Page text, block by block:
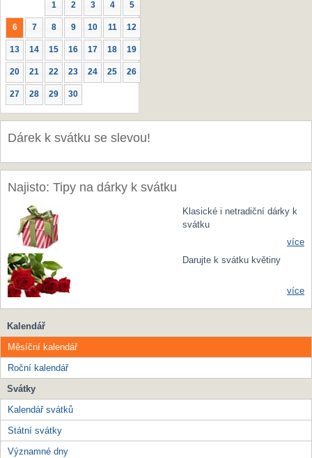
1 2 3 4 5
6 7 8 9 10 11 12
13 14 15 16 17 18 19
20 21 22 23 24 25 26
27 28 29 30
Dárek k svátku se slevou!
Najisto: Tipy na dárky k svátku
Klasické i netradiční dárky k
svátku
více
Darujte k svátku květiny
více
Kalendář
Měsíční kalendář
Roční kalendář
Svátky
Kalendář svátků
Státní svátky
Významné dny